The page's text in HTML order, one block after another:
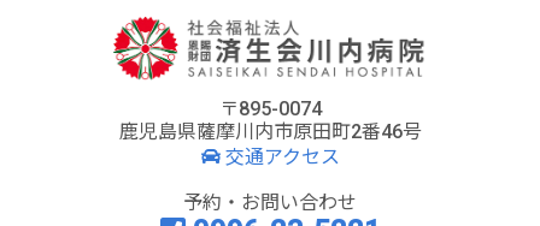
〒895-0074
鹿児島県薩摩川内市原田町2番46号
交通アクセス
予約・お問い合わせ